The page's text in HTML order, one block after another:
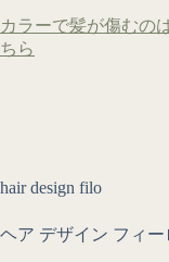
カラーで髪が傷むの
ちら
hair design filo
ヘア デザイン フィー